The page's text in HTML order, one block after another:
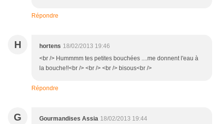
Répondre
H hortens 18/02/2013 19:46
<br /> Hummmm tes petites bouchées ....me donnent l'eau à
la bouche!!<br /> <br /> <br /> bisous<br />
Répondre
G Gourmandises Assia 18/02/2013 19:44